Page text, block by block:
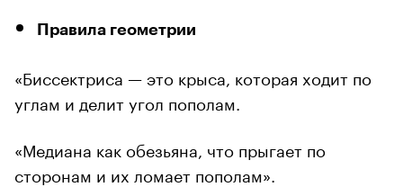
Правила геометрии
«Биссектриса — это крыса, которая ходит по
углам и делит угол пополам.
«Медиана как обезьяна, что прыгает по
сторонам и их ломает пополам».